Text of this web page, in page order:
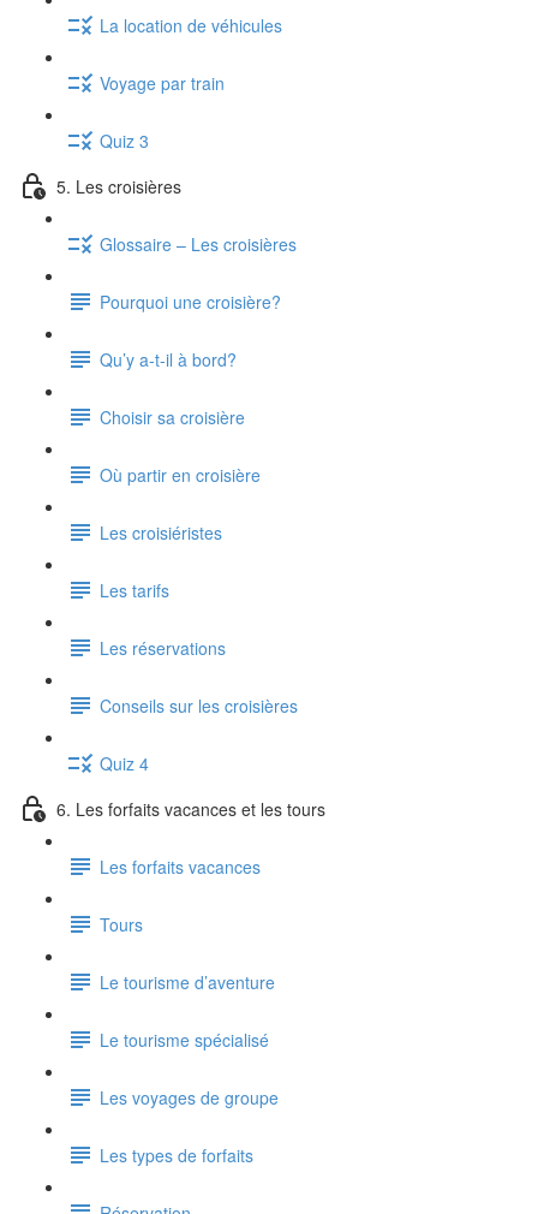
La location de véhicules
Voyage par train
Quiz 3
5. Les croisières
Glossaire – Les croisières
Pourquoi une croisière?
Qu’y a-t-il à bord?
Choisir sa croisière
Où partir en croisière
Les croisiéristes
Les tarifs
Les réservations
Conseils sur les croisières
Quiz 4
6. Les forfaits vacances et les tours
Les forfaits vacances
Tours
Le tourisme d’aventure
Le tourisme spécialisé
Les voyages de groupe
Les types de forfaits